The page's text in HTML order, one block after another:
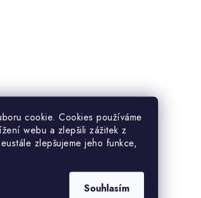
cookie. Cookies používáme
webu a zlepšili zážitek z
zlepšujeme jeho funkce,
Souhlasím